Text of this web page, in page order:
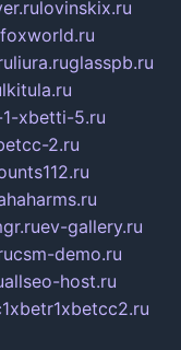
lovinskix.ru
liura.ruglasspb.ru
xbetti-5.ru
2.ru
ev-gallery.ru
csm-demo.ru
allseo-host.ru